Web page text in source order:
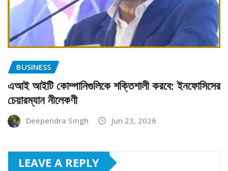
BUSINESS
এআই আইটি কোম্পানিগুলিকে শক্তিশালী করবে: ইনফোসিসের
চেয়ারম্যান নীলেকণী
Deependra Singh Jun 23, 2026
LEAVE A REPLY